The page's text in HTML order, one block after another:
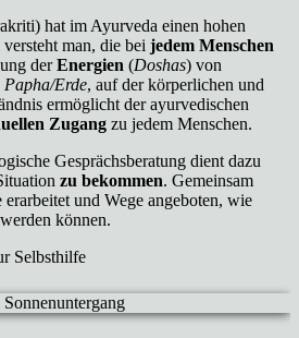
hat im Ayurveda einen hohen
man, die bei jedem Menschen
derEnergien (Doshas) von
Papha/Erde, auf der körperlichen und
ermöglicht der ayurvedischen
Zugang zu jedem Menschen.
Gesprächsberatung dient dazu
zu bekommen. Gemeinsam
und Wege angeboten, wie
können.
Selbsthilfe